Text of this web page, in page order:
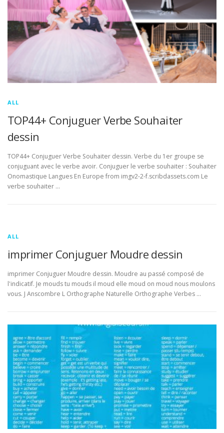
ALL
TOP44+ Conjuguer Verbe Souhaiter
dessin
TOP44+ Conjuguer Verbe Souhaiter dessin. Verbe du 1er groupe se
conjuguant avec le verbe avoir. Conjuguer le verbe souhaiter : Souhaiter
Onomastique Langues En Europe from imgv2-2-f.scribdassets.com Le
verbe souhaiter …
ALL
imprimer Conjuguer Moudre dessin
imprimer Conjuguer Moudre dessin. Moudre au passé composé de
l'indicatif. Je mouds tu mouds il moud elle moud on moud nous moulons
vous. J Anscombre L Orthographe Naturelle Orthographe Verbes …